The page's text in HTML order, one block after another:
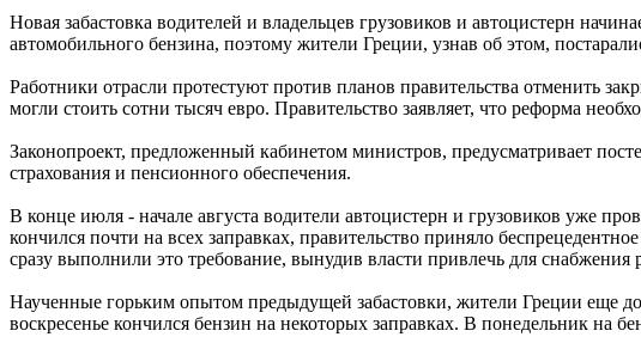
Новая забастовка водителей и владельцев грузовиков и автоцистерн
автомобильного бензина, поэтому жители Греции, узнав об этом,
Работники отрасли протестуют против планов правительства отменить
могли стоить сотни тысяч евро. Правительство заявляет, что реформа
Законопроект, предложенный кабинетом министров, предусматривает
страхования и пенсионного обеспечения.
В конце июля - начале августа водители автоцистерн и грузовиков уже
кончился почти на всех заправках, правительство приняло
сразу выполнили это требование, вынудив власти привлечь для снабжения
Наученные горьким опытом предыдущей забастовки, жители Греции еще
воскресенье кончился бензин на некоторых заправках. В понедельник на